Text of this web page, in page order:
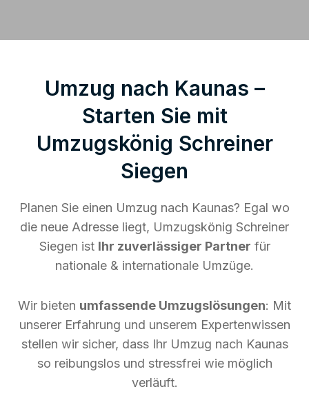
Umzug nach Kaunas –
Starten Sie mit
Umzugskönig Schreiner
Siegen
Planen Sie einen Umzug nach Kaunas? Egal wo
die neue Adresse liegt, Umzugskönig Schreiner
Siegen ist Ihr zuverlässiger Partner für
nationale & internationale Umzüge.
Wir bieten umfassende Umzugslösungen: Mit
unserer Erfahrung und unserem Expertenwissen
stellen wir sicher, dass Ihr Umzug nach Kaunas
so reibungslos und stressfrei wie möglich
verläuft.